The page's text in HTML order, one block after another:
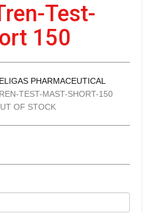
Test-
150
PHARMACEUTICAL
TEST-MAST-SHORT-150
OF STOCK